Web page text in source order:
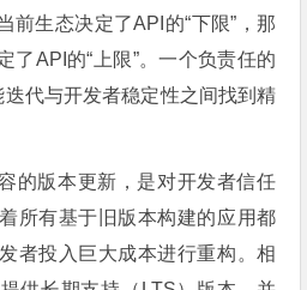
前生态决定了API的“下限”，那
了API的“上限”。一个负责任的
代与开发者稳定性之间找到精
的版本更新，是对开发者信任
所有基于旧版本构建的应用都
者投入巨大成本进行重构。相